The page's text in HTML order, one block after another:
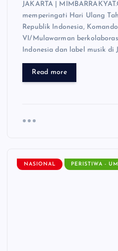
JAKARTA |
memperingati Hari Ulang
Republik Indonesia,
VI/Mulawarman
Indonesia dan label musik di
Read more
NASIONAL PERISTIWA -